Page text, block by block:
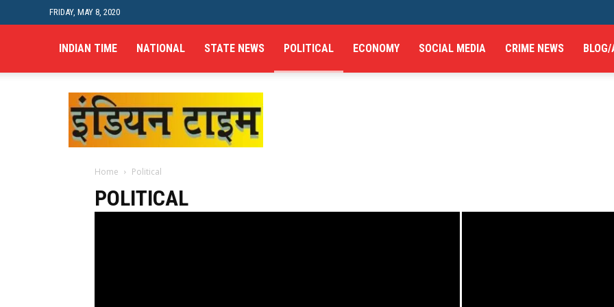
FRIDAY, MAY 8, 2020
INDIAN TIME NATIONAL STATE NEWS POLITICAL ECONOMY SOCIAL MEDIA CRIME NEWS
Indian
Time
Home Political
POLITICAL